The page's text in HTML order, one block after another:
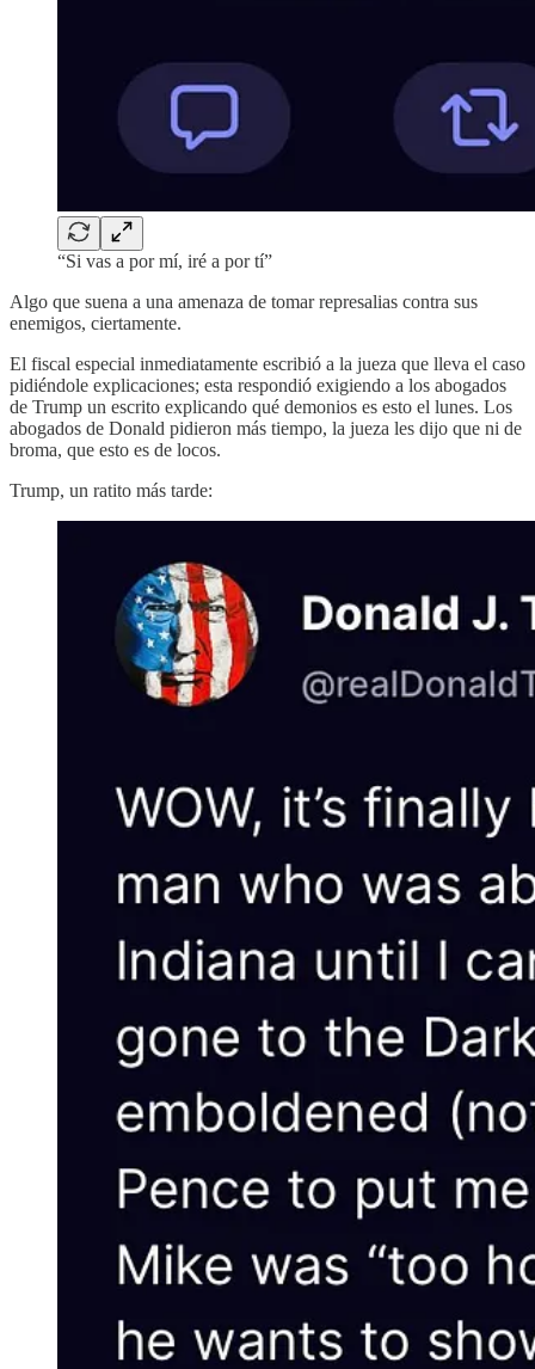
“Si vas a por mí, iré a por tí”
Algo que suena a una amenaza de tomar represalias contra sus
enemigos, ciertamente.
El fiscal especial inmediatamente escribió a la jueza que lleva el caso
pidiéndole explicaciones; esta respondió exigiendo a los abogados
de Trump un escrito explicando qué demonios es esto el lunes. Los
abogados de Donald pidieron más tiempo, la jueza les dijo que ni de
broma, que esto es de locos.
Trump, un ratito más tarde: